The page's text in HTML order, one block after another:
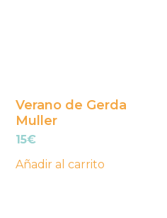
Verano de Gerda
Muller
15€
Añadir al carrito